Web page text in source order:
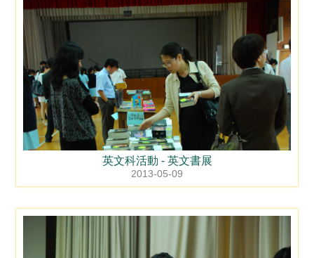
英文科活動 - 英文書展
2013-05-09